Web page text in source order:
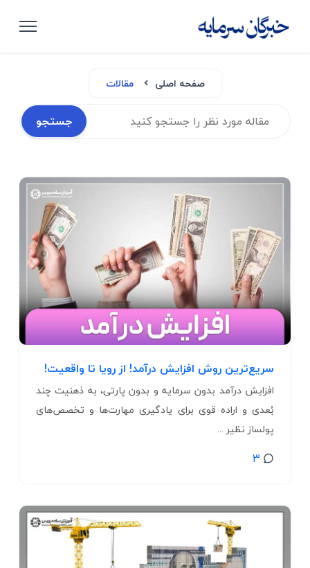
صفحه اصلی مقالات
جستجو
سریع‌ترین روش افزایش درآمد! از رویا تا واقعیت!
افزایش درآمد بدون سرمایه و بدون پارتی، به ذهنیت چند
بُعدی و اراده قوی برای یادگیری مهارت‌­ها و تخصص‌­های
پولساز نظیر ...
3